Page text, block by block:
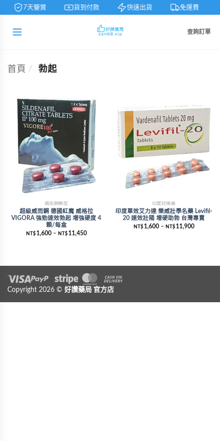
7天鑒賞 貨到付款 快速出貨 免運費
查詢訂單
首頁 / 勃起
威而鋼類型
超級威而鋼 德國紅魔 威格拉
VIGORA 強勁速效勃起 增強硬度 4
顆/每盒
NT$ 1,600– NT$ 11,450
印度壯陽藥
印度單效艾力達 樂威壯學名藥 Levifil-
20 速效壯陽 增硬助勃 台灣專賣
NT$ 1,600– NT$ 11,900
Visa PayPalStripe MasterCardCash On Delivery
Copyright 2026 © 好讚藥局 官方店